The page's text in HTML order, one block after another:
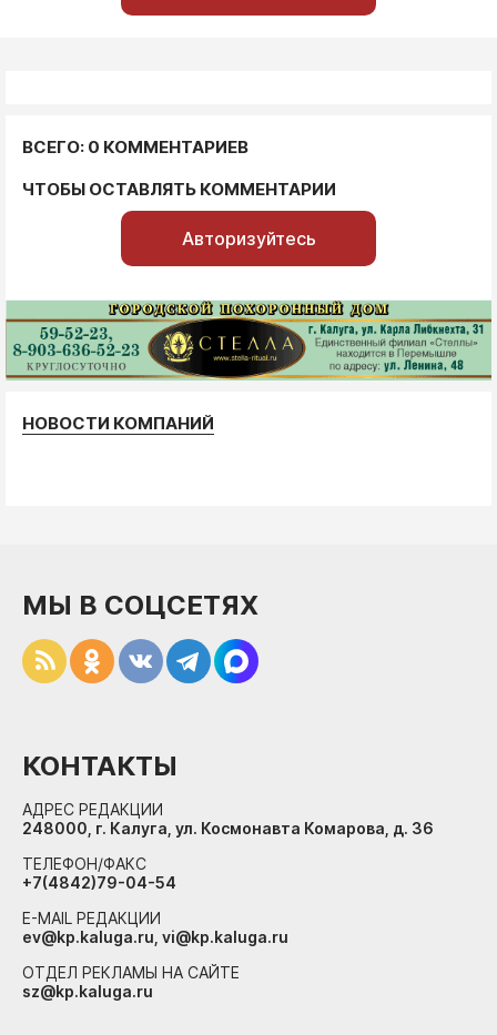
ВСЕГО: 0 КОММЕНТАРИЕВ
ЧТОБЫ ОСТАВЛЯТЬ КОММЕНТАРИИ
Авторизуйтесь
НОВОСТИ КОМПАНИЙ
МЫ В СОЦСЕТЯХ
КОНТАКТЫ
АДРЕС РЕДАКЦИИ
248000, г. Калуга, ул. Космонавта Комарова, д. 36
ТЕЛЕФОН/ФАКС
+7(4842)79-04-54
E-MAIL РЕДАКЦИИ
ev@kp.kaluga.ru, vi@kp.kaluga.ru
ОТДЕЛ РЕКЛАМЫ НА САЙТЕ
sz@kp.kaluga.ru